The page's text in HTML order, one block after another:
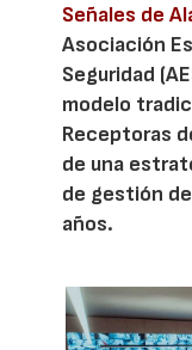
Señales de
Asociación
Seguridad
modelo
Receptoras
de una
de gestión
años.